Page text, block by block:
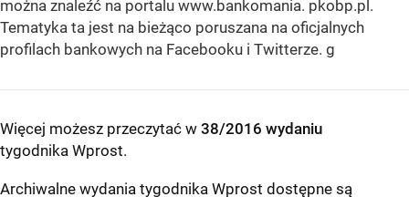
można znaleźć na portalu www.bankomania. pkobp.pl.
Tematyka ta jest na bieżąco poruszana na oficjalnych
profilach bankowych na Facebooku i Twitterze. g
Więcej możesz przeczytać w 38/2016 wydaniu
tygodnika Wprost.
Archiwalne wydania tygodnika Wprost dostępne są